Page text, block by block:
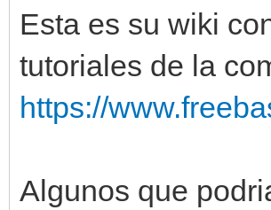
Esta es su wiki
tutoriales de la
https://
Algunos que